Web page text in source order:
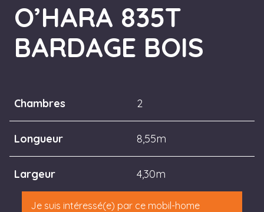
O’HARA 835T
BARDAGE BOIS
Chambres 2
Longueur 8,55m
Largeur 4,30m
Je suis intéressé(e) par ce mobil-home